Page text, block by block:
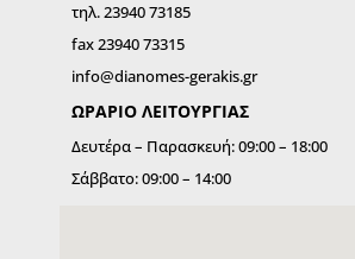
τηλ. 23940 73185
fax 23940 73315
info@dianomes-gerakis.gr
ΩΡΑΡΙΟ ΛΕΙΤΟΥΡΓIΑΣ
Δευτέρα – Παρασκευή: 09:00 – 18:00
Σάββατο: 09:00 – 14:00